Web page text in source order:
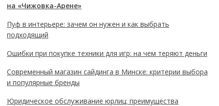
на «Чижовка-Арене»
Пуф в интерьере: зачем он нужен и как выбрать
подходящий
Ошибки при покупке техники для игр: на чем теряют деньги
Современный магазин сайдинга в Минске: критерии выбора
и популярные бренды
Юридическое обслуживание юрлиц: преимущества